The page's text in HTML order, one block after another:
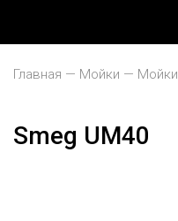
Главная Мойки Мойки
Smeg UM40